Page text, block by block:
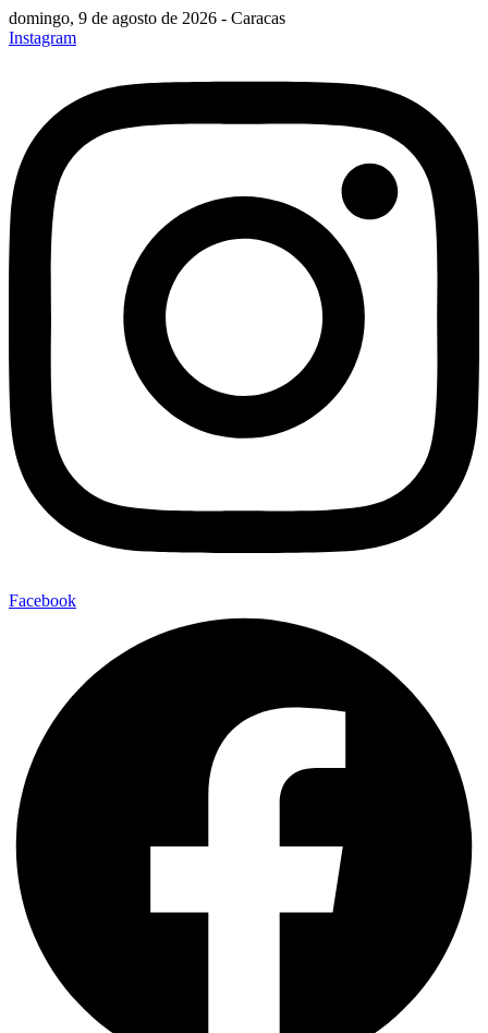
domingo, 9 de agosto de 2026 - Caracas
Instagram
Facebook